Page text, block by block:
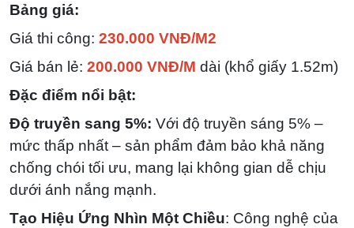
Bảng giá:
Giá thi công: 230.000 VNĐ/M2
Giá bán lẻ: 200.000 VNĐ/M dài (khổ giấy 1.52m)
Đặc điểm nổi bật:
Độ truyền sang 5%: Với độ truyền sáng 5% –
mức thấp nhất – sản phẩm đảm bảo khả năng
chống chói tối ưu, mang lại không gian dễ chịu
dưới ánh nắng mạnh.
Tạo Hiệu Ứng Nhìn Một Chiều: Công nghệ của